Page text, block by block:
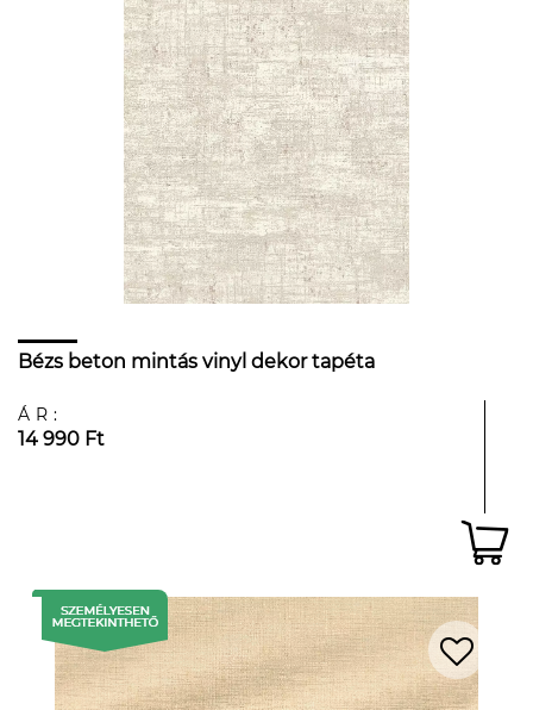
Bézs beton mintás vinyl dekor tapéta
ÁR:
14 990 Ft